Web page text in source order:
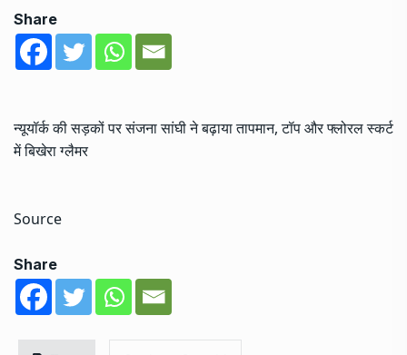
Share
न्यूयॉर्क की सड़कों पर संजना सांघी ने बढ़ाया तापमान, टॉप और फ्लोरल स्कर्ट
में बिखेरा ग्लैमर
Source
Share